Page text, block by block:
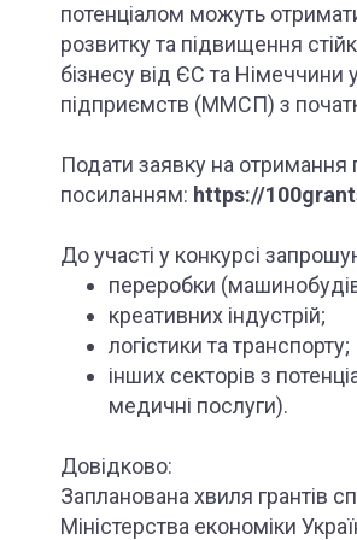
потенціалом можуть
розвитку та підвищення
бізнесу від ЄС та Німеччини
підприємств (ММСП) з
Подати заявку на
посиланням: https://
До участі у конкурсі
переробки
креативних індустрій;
логістики та транспорту;
інших секторів з
медичні послуги).
Довідково:
Запланована хвиля грантів
Міністерства економіки